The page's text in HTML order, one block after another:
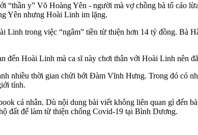
y” Võ Hoàng Yên - người mà vợ chồng bà tố cáo
Yên nhưng Hoài Linh im lặng.
Linh trong việc “ngâm” tiền từ thiện hơn 14 tỷ đồng. Bà
Hoài Linh mà ca sĩ này chơi thân với Hoài Linh nên
nhiều thời gian chửi bới Đàm Vĩnh Hưng. Trong đó có
tính.
cá nhân. Dù nội dung bài viết không liên quan gì đến
đất để làm từ thiện chống Covid-19 tại Bình Dương.